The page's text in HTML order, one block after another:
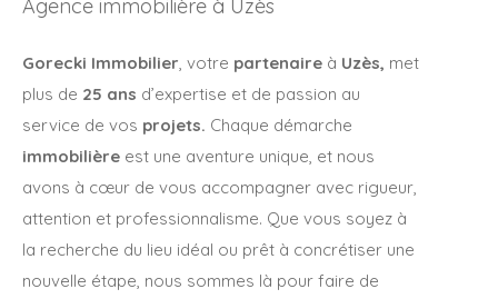
Agence immobilière à Uzès
Gorecki Immobilier , votre partenaire à Uzès, met
plus de 25 ans d’expertise et de passion au
service de vos projets. Chaque démarche
immobilière est une aventure unique, et nous
avons à cœur de vous accompagner avec rigueur,
attention et professionnalisme. Que vous soyez à
la recherche du lieu idéal ou prêt à concrétiser une
nouvelle étape, nous sommes là pour faire de